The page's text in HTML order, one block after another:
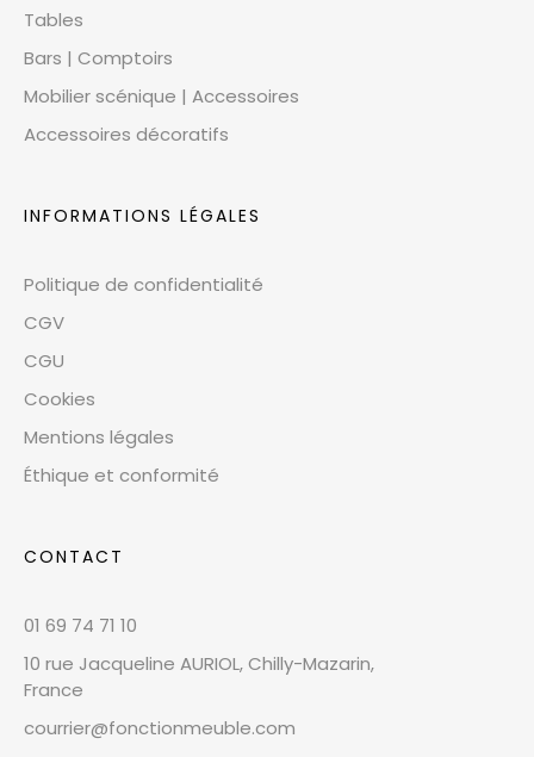
Tables
Bars | Comptoirs
Mobilier scénique | Accessoires
Accessoires décoratifs
INFORMATIONS LÉGALES
Politique de confidentialité
CGV
CGU
Cookies
Mentions légales
Éthique et conformité
CONTACT
01 69 74 71 10
10 rue Jacqueline AURIOL, Chilly-Mazarin,
France
courrier@fonctionmeuble.com